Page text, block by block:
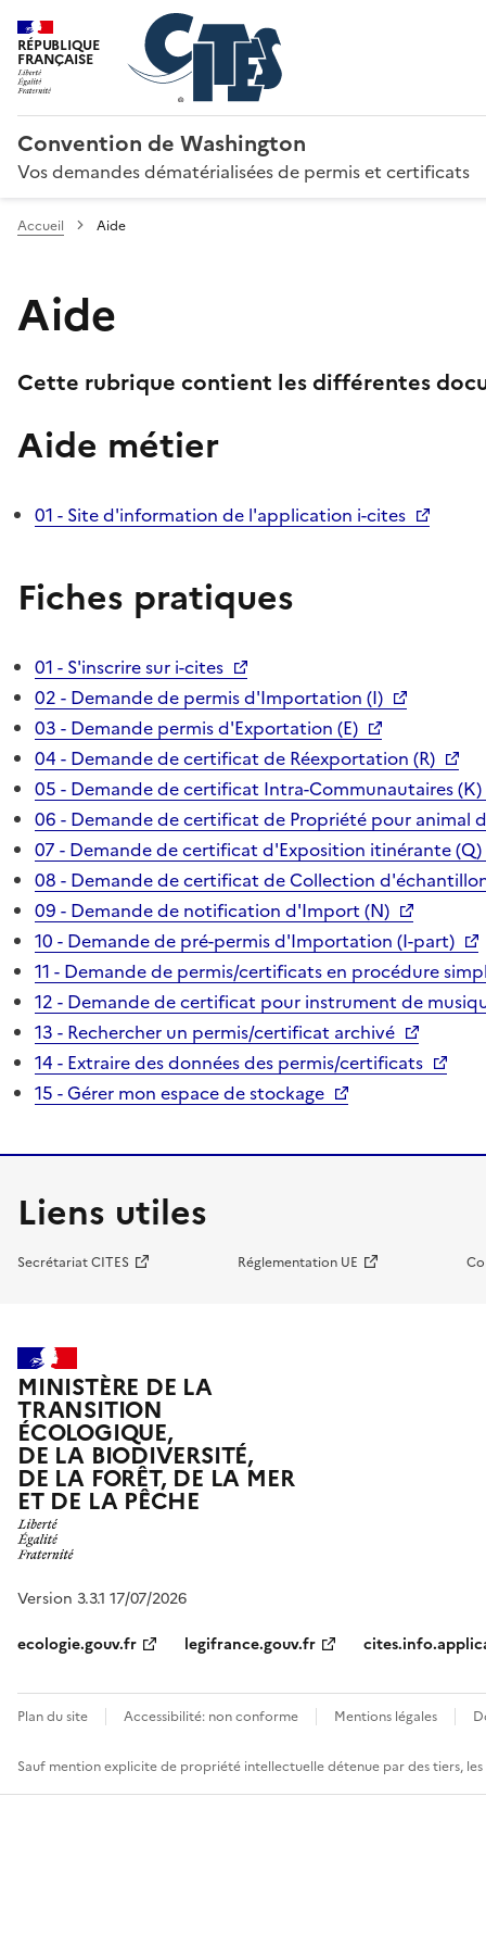
RÉPUBLIQUE
FRANÇAISE
Convention de Washington
Vos demandes dématérialisées de permis et certificats
Accueil Aide
Aide
Cette rubrique contient les différentes
Aide métier
01 - Site d'information de l'application i-cites
Fiches pratiques
01 - S'inscrire sur i-cites
02 - Demande de permis d'Importation (I)
03 - Demande permis d'Exportation (E)
04 - Demande de certificat de Réexportation (R)
05 - Demande de certificat Intra-Communautaires (K)
06 - Demande de certificat de Propriété pour animal
07 - Demande de certificat d'Exposition itinérante (Q)
08 - Demande de certificat de Collection
09 - Demande de notification d'Import (N)
10 - Demande de pré-permis d'Importation (I-part)
11 - Demande de permis/certificats en procédure
12 - Demande de certificat pour instrument de
13 - Rechercher un permis/certificat archivé
14 - Extraire des données des permis/certificats
15 - Gérer mon espace de stockage
Liens utiles
Secrétariat CITES Réglementation UE
MINISTÈRE DE LA
TRANSITION
ÉCOLOGIQUE,
DE LA BIODIVERSITÉ,
DE LA FORÊT, DE LA MER
ET DE LA PÊCHE
Version 3.3.1 17/07/2026
ecologie.gouv.fr
legifrance.gouv.fr
Plan du site Accessibilité: non conforme Mentions légales
Sauf mention explicite de propriété intellectuelle détenue par des tiers,